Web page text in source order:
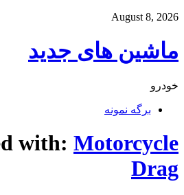
August 8, 2026
ماشین های جدید
خودرو
برگه نمونه
with: Motorcycle
Drag